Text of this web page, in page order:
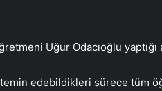
Uğur Odacıoğlu
temin edebildikleri sürece